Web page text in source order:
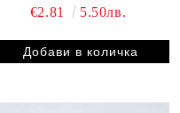
€2.81
5.50лв.